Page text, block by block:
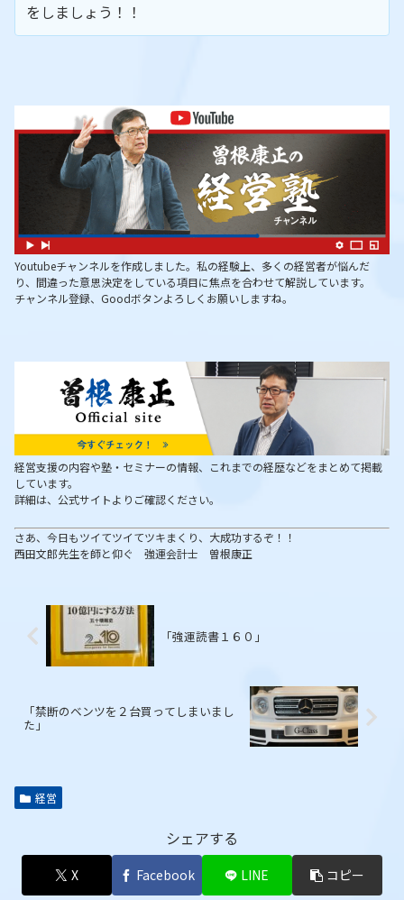
をしましょう！！
Youtubeチャンネルを作成しました。私の経験上、多くの経営者が悩んだ
り、間違った意思決定をしている項目に焦点を合わせて解説しています。
チャンネル登録、Goodボタンよろしくお願いしますね。
経営支援の内容や塾・セミナーの情報、これまでの経歴などをまとめて掲載
しています。
詳細は、公式サイトよりご確認ください。
さあ、今日もツイてツイてツキまくり、大成功するぞ！！
西田文郎先生を師と仰ぐ 強運会計士 曽根康正
「強運読書１６０」
「禁断のベンツを２台買ってしまいまし
た」
経営
シェアする
X Facebook LINE コピー